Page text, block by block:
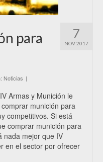
7
NOV 2017
para
Noticias |
Armas y Munición le
munición para
competitivos. Si está
comprar munición para
nada mejor que IV
en el sector por ofrecer